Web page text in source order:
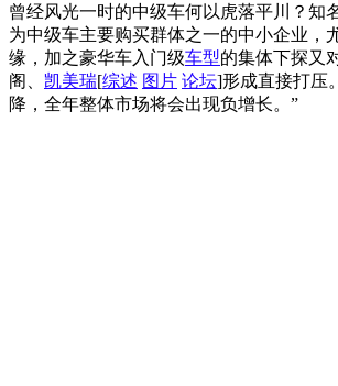
曾经风光一时的中级车何以虎落平川？知
为中级车主要购买群体之一的中小企业，
缘，加之豪华车入门级车型的集体下探又
阁、 凯美瑞[综述 图片 论坛]形成直接打压
降，全年整体市场将会出现负增长。”